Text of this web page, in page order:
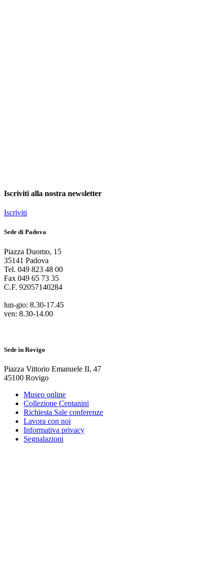
Iscriviti alla nostra newsletter
Iscriviti
Sede di Padova
Piazza Duomo, 15
35141 Padova
Tel. 049 823 48 00
Fax 049 65 73 35
C.F. 92057140284
lun-gio: 8.30-17.45
ven: 8.30-14.00
Sede in Rovigo
Piazza Vittorio Emanuele II, 47
45100 Rovigo
Museo online
Collezione Centanini
Richiesta Sale conferenze
Lavora con noi
Informativa privacy
Segnalazioni